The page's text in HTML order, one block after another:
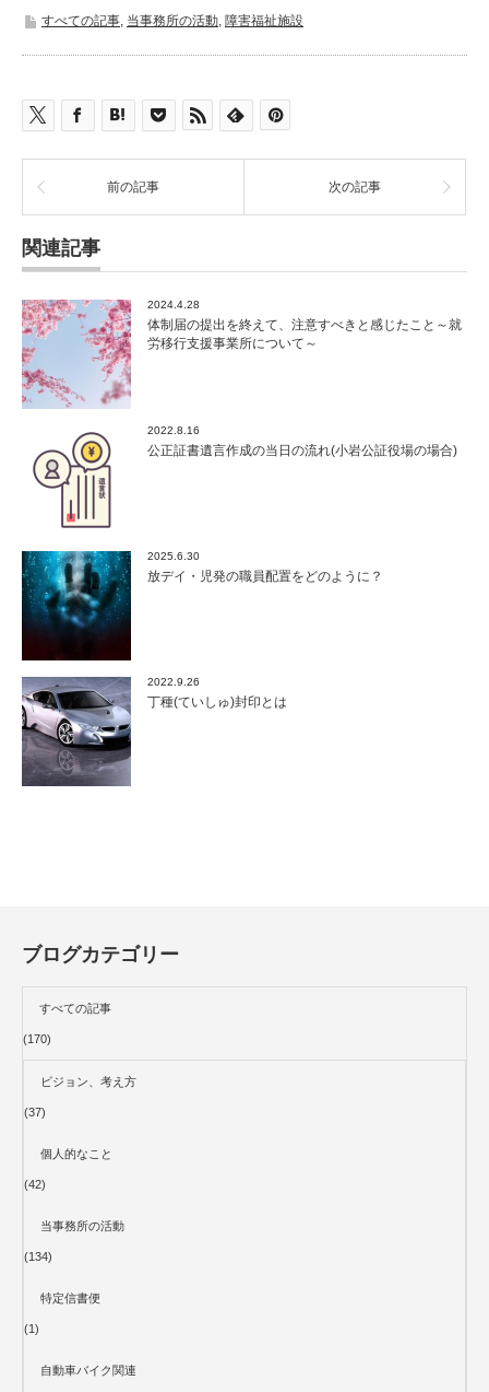
すべての記事, 当事務所の活動, 障害福祉施設
前の記事 次の記事
関連記事
2024.4.28
体制届の提出を終えて、注意すべきと感じたこと～就
労移行支援事業所について～
2022.8.16
公正証書遺言作成の当日の流れ(小岩公証役場の場合)
2025.6.30
放デイ・児発の職員配置をどのように？
2022.9.26
丁種(ていしゅ)封印とは
ブログカテゴリー
すべての記事
(170)
ビジョン、考え方
(37)
個人的なこと
(42)
当事務所の活動
(134)
特定信書便
(1)
自動車バイク関連